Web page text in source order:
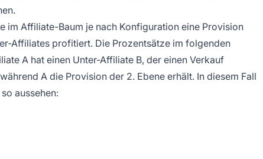
im Affiliate-Baum je nach Konfiguration eine Provision
Affiliates profitiert. Die Prozentsätze im folgenden
A hat einen Unter-Affiliate B, der einen Verkauf
A die Provision der 2. Ebene erhält. In diesem Fall
aussehen: